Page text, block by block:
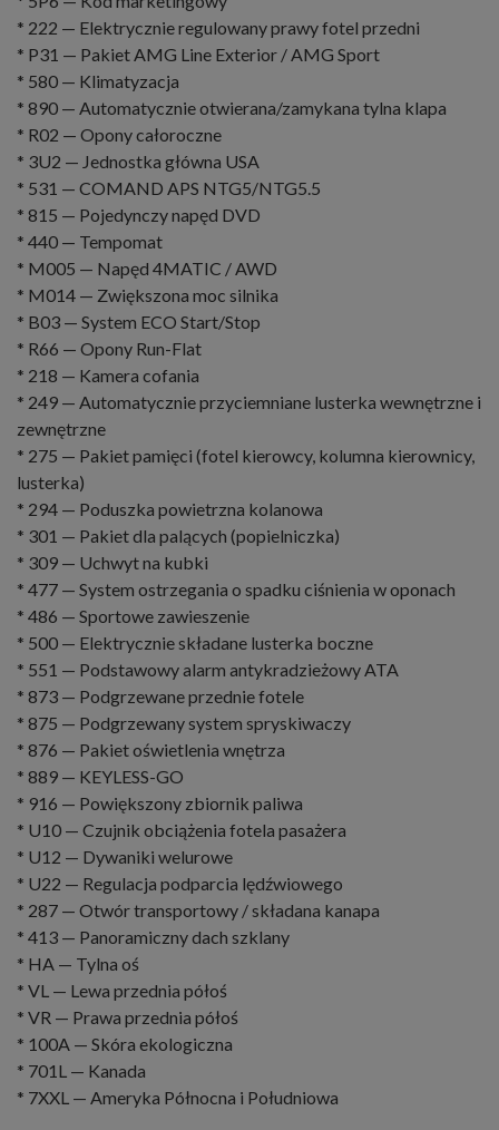
* 222 — Elektrycznie regulowany prawy fotel przedni
* P31 — Pakiet AMG Line Exterior / AMG Sport
* 580 — Klimatyzacja
* 890 — Automatycznie otwierana/zamykana tylna klapa
* R02 — Opony całoroczne
* 3U2 — Jednostka główna USA
* 531 — COMAND APS NTG5/NTG5.5
* 815 — Pojedynczy napęd DVD
* 440 — Tempomat
* M005 — Napęd 4MATIC / AWD
* M014 — Zwiększona moc silnika
* B03 — System ECO Start/Stop
* R66 — Opony Run-Flat
* 218 — Kamera cofania
* 249 — Automatycznie przyciemniane lusterka wewnętrzne i
zewnętrzne
* 275 — Pakiet pamięci (fotel kierowcy, kolumna kierownicy,
lusterka)
* 294 — Poduszka powietrzna kolanowa
* 301 — Pakiet dla palących (popielniczka)
* 309 — Uchwyt na kubki
* 477 — System ostrzegania o spadku ciśnienia w oponach
* 486 — Sportowe zawieszenie
* 500 — Elektrycznie składane lusterka boczne
* 551 — Podstawowy alarm antykradzieżowy ATA
* 873 — Podgrzewane przednie fotele
* 875 — Podgrzewany system spryskiwaczy
* 876 — Pakiet oświetlenia wnętrza
* 889 — KEYLESS-GO
* 916 — Powiększony zbiornik paliwa
* U10 — Czujnik obciążenia fotela pasażera
* U12 — Dywaniki welurowe
* U22 — Regulacja podparcia lędźwiowego
* 287 — Otwór transportowy / składana kanapa
* 413 — Panoramiczny dach szklany
* HA — Tylna oś
* VL — Lewa przednia półoś
* VR — Prawa przednia półoś
* 100A — Skóra ekologiczna
* 701L — Kanada
* 7XXL — Ameryka Północna i Południowa